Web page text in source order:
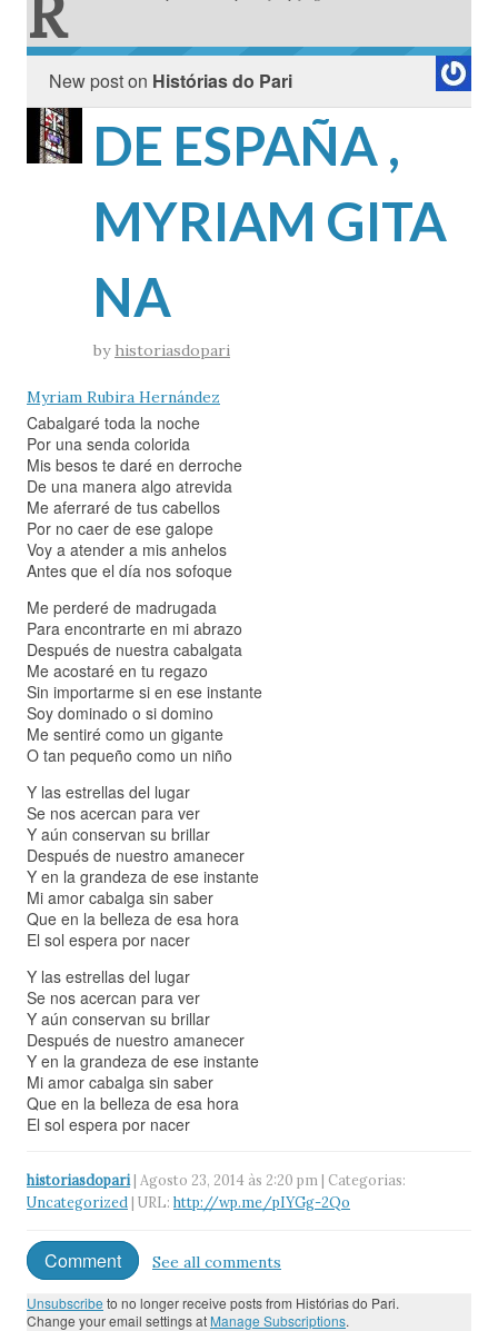
New post on Histórias do Pari
DE ESPAÑA ,
MYRIAM GITA
NA
by historiasdopari
Myriam Rubira Hernández
Cabalgaré toda la noche
Por una senda colorida
Mis besos te daré en derroche
De una manera algo atrevida
Me aferraré de tus cabellos
Por no caer de ese galope
Voy a atender a mis anhelos
Antes que el día nos sofoque
Me perderé de madrugada
Para encontrarte en mi abrazo
Después de nuestra cabalgata
Me acostaré en tu regazo
Sin importarme si en ese instante
Soy dominado o si domino
Me sentiré como un gigante
O tan pequeño como un niño
Y las estrellas del lugar
Se nos acercan para ver
Y aún conservan su brillar
Después de nuestro amanecer
Y en la grandeza de ese instante
Mi amor cabalga sin saber
Que en la belleza de esa hora
El sol espera por nacer
Y las estrellas del lugar
Se nos acercan para ver
Y aún conservan su brillar
Después de nuestro amanecer
Y en la grandeza de ese instante
Mi amor cabalga sin saber
Que en la belleza de esa hora
El sol espera por nacer
historiasdopari| Agosto 23, 2014 às 2:20 pm | Categorias:
Uncategorized | URL: http://wp.me/pIYGg-2Qo
Comment See all comments
Unsubscribe to no longer receive posts from Histórias do Pari.
Change your email settings at Manage Subscriptions.